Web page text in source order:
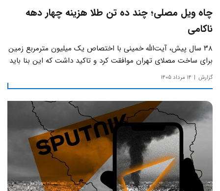
چاه ویل مصلی؛ چند ده تن طلا هزینه چهار دهه
ناکامی
۳۸ سال پیش، آیت‌الله خمینی با اختصاص یک میلیون مترمربع زمین
برای ساخت مصلای تهران موافقت کرد و تاکید داشت که این بنا باید
به دور از زرق‌وبرق و یادآور سادگی مساجد صدر اسلام باشد.
گزارش ۱۴ مرداد ۱۴۰۵